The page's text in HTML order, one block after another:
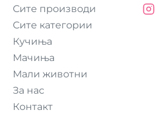
Сите производи
Сите категории
Кучиња
Мачиња
Мали животни
За нас
Контакт